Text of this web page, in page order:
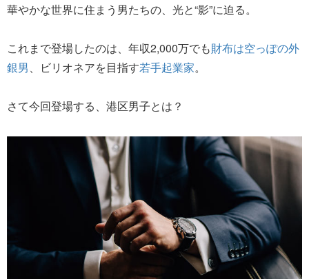
華やかな世界に住まう男たちの、光と“影”に迫る。
これまで登場したのは、年収2,000万でも財布は空っぽの外
銀男 、ビリオネアを目指す若手起業家。
さて今回登場する、港区男子とは？